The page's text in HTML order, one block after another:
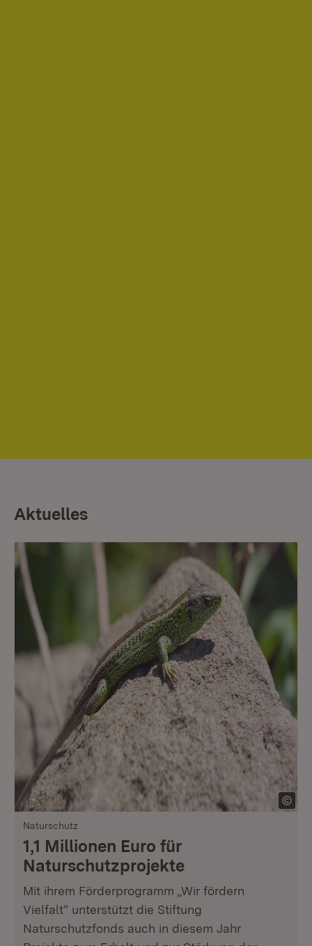
Aktuelles
Naturschutz
1,1 Millionen Euro für
Naturschutzprojekte
Mit ihrem Förderprogramm „Wir fördern
Vielfalt“ unterstützt die Stiftung
Naturschutzfonds auch in diesem Jahr